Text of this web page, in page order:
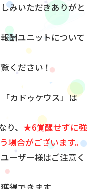
みいただきありがと
酬ユニットについて
ください！
カドゥケウス」は
、 ★6覚醒せずに強
場合がございます。
ーザー様はご注意く